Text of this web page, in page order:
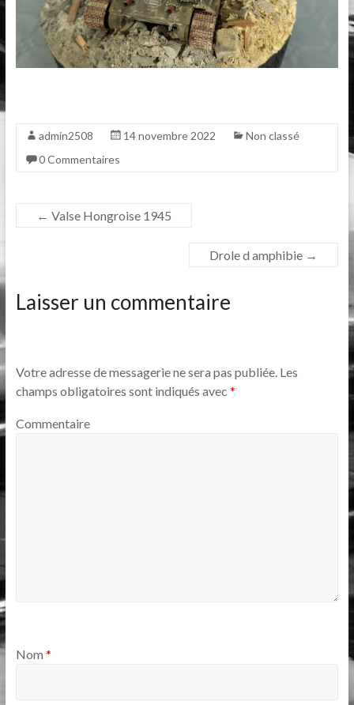
admin2508 14 novembre 2022
Non classé
0 Commentaires
← Valse Hongroise 1945
Drole d amphibie →
Laisser un commentaire
Votre adresse de messagerie ne sera pas publiée. Les
champs obligatoires sont indiqués avec *
Commentaire
Nom *